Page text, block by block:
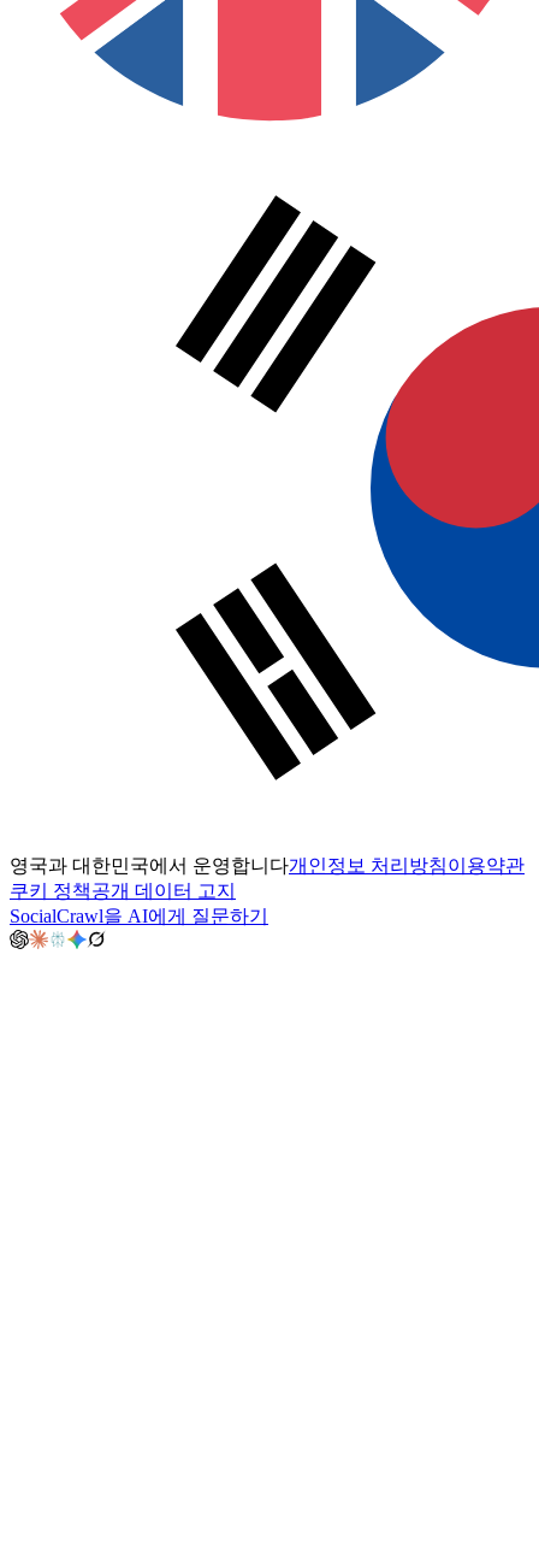
영국과 대한민국에서 운영합니다개인정보 처리방침이용약관
쿠키 정책공개 데이터 고지
SocialCrawl을 AI에게 질문하기